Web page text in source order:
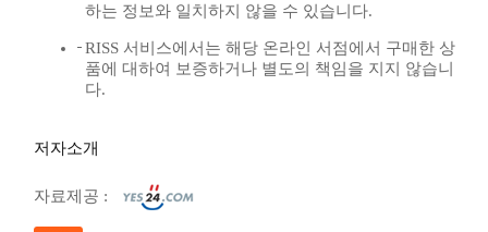
하는 정보와 일치하지 않을 수 있습니다.
RISS 서비스에서는 해당 온라인 서점에서 구매한 상
품에 대하여 보증하거나 별도의 책임을 지지 않습니
다.
저자소개
자료제공 :